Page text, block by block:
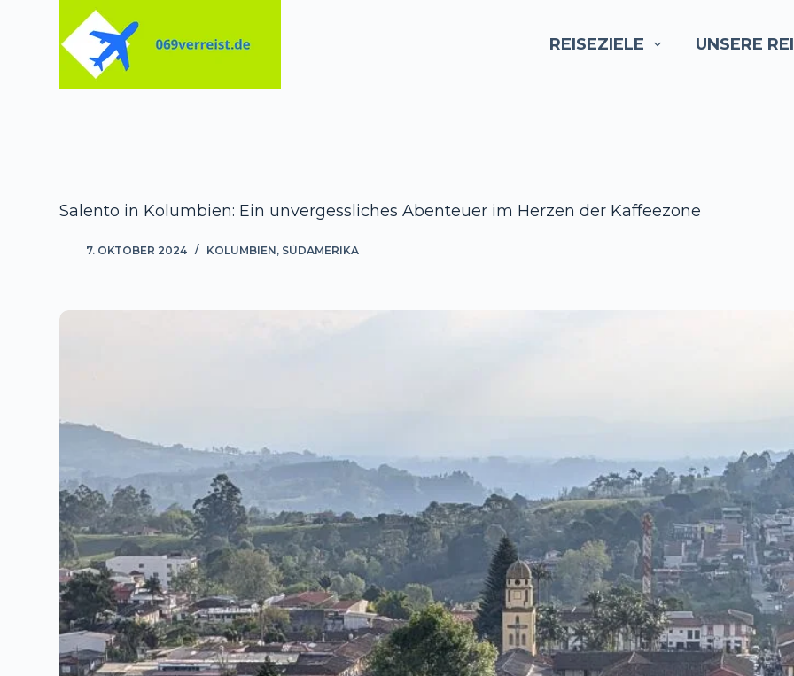
REISEZIELE UNSERE
Salento in Kolumbien: Ein unvergessliches Abenteuer im Herzen der Kaffeezone
7. OKTOBER 2024 KOLUMBIEN, SÜDAMERIKA